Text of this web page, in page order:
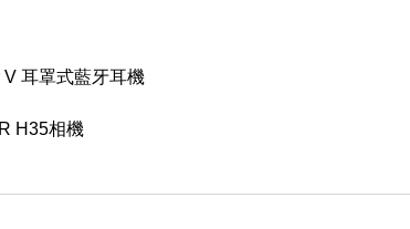
V 耳罩式藍牙耳機
H35相機